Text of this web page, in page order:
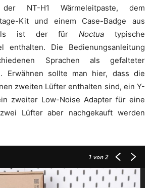
der NT-H1 Wärmeleitpaste, dem
Kit und einem Case-Badge aus
ist der fürNoctua typische
enthalten. Die Bedienungsanleitung
Sprachen als gefalteter
Erwähnen sollte man hier, dass die
zweiten Lüfter enthalten sind, ein Y-
zweiter Low-Noise Adapter für eine
Lüfter aber nachgekauft werden
1 von 2